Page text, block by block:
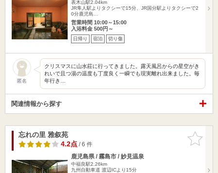
表木山駅2.04km
JR隼人駅よりタクシーで15分、JR国分駅よりタクシーで2
0分鹿児島…
営業時間 10:00～15:00
入浴料金 500円～
日帰り 宿泊 切り傷
匿名
クリスマスに山水莊に行ってきました。露天風呂からの星空がき
れいで且つ湯の温度も丁度良く一瞬でも現実離れ出来ました。毎
年行き…
関連情報から探す
お気に入
りに追加
忘れの里 雅叙苑
4.2点/ 6 件
鹿児島県 / 霧島市 / 妙見温泉
中福良駅2.26km
九州自動車道 渡辺ICより15分